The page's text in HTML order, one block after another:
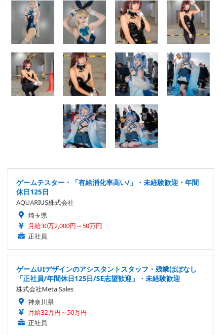
ゲームテスター・「有給消化率高い/」・未経験歓迎・年間
休日125日
AQUARIUS株式会社
埼玉県
月給30万2,000円～50万円
正社員
ゲームUIデザインのアシスタントスタッフ・残業ほぼなし
「正社員/年間休日125日/SE志望歓迎」・未経験歓迎
株式会社Meta Sales
神奈川県
月給32万円～50万円
正社員